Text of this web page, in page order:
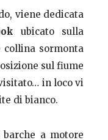
viene dedicata
ubicato sulla
sormonta
sul fiume
in loco vi
di bianco.
a motore